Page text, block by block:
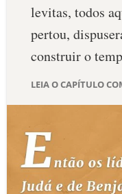
SALMO DO DIA
DEVOCIONAL DIÁRIO
ESTUDOS BÍBLICOS
ESBOÇOS DE
levitas, todos
pertou,
construir o
LEIA O CAPÍTULO